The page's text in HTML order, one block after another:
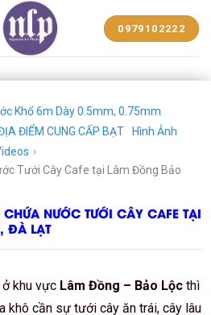
0979102222
Khổ 6m Dày 0.5mm, 0.75mm
ĐIỂM CUNG CẤP BẠT
Hình Ảnh
›
Tưới Cây Cafe tại Lâm Đồng Bảo
NƯỚC TƯỚI CÂY CAFE TẠI
ĐÀ LẠT
ở khu vực Lâm Đồng – Bảo Lộc thì
khô cần sự tưới cây ăn trái, cây lâu